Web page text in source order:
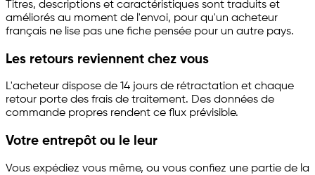
Titres, descriptions et caractéristiques sont traduits et
améliorés au moment de l'envoi, pour qu'un acheteur
français ne lise pas une fiche pensée pour un autre pays.
Les retours reviennent chez vous
L'acheteur dispose de 14 jours de rétractation et chaque
retour porte des frais de traitement. Des données de
commande propres rendent ce flux prévisible.
Votre entrepôt ou le leur
Vous expédiez vous même, ou vous confiez une partie de la